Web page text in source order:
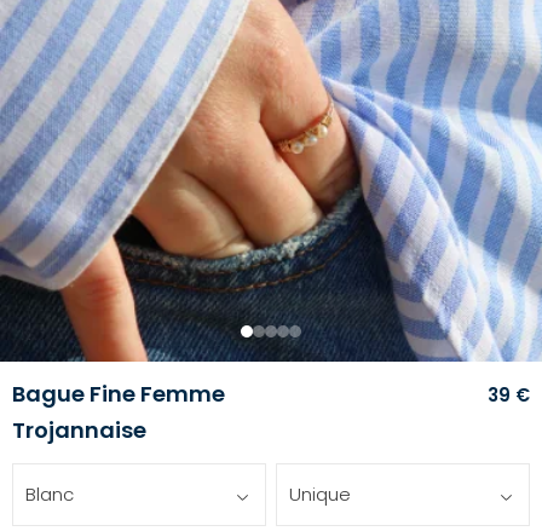
1 2345
Bague Fine Femme
Trojannaise
39 €
Blanc Unique